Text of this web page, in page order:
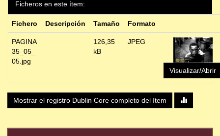
Ficheros en este ítem:
Fichero Descripción Tamaño Formato
PAGINA
35_05_
05.jpg
126,35
kB
JPEG
Visualizar/Abrir
Mostrar el registro Dublin Core completo del ítem